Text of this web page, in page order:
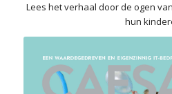
Lees het verhaal door de ogen
hun